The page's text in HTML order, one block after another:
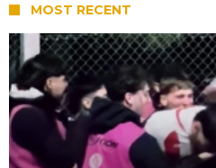
MOST RECENT